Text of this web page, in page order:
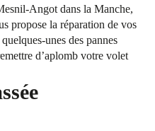
Angot dans la Manche,
propose la réparation de vos
unes des pannes
d’aplomb votre volet